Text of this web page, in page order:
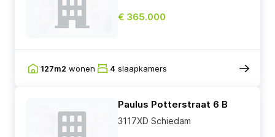
€ 365.000
127m2 wonen 4 slaapkamers
Paulus Potterstraat 6 B
3117XD Schiedam